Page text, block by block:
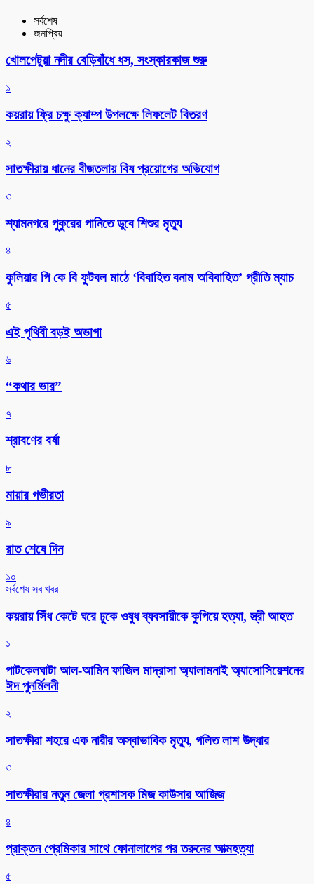
সর্বশেষ
জনপ্রিয়
খোলপেটুয়া নদীর বেড়িবাঁধে ধস, সংস্কারকাজ শুরু
১
কয়রায় ফ্রি চক্ষু ক্যাম্প উপলক্ষে লিফলেট বিতরণ
২
সাতক্ষীরায় ধানের বীজতলায় বিষ প্রয়োগের অভিযোগ
৩
শ্যামনগরে পুকুরের পানিতে ডুবে শিশুর মৃত্যু
৪
কুলিয়ার পি কে বি ফুটবল মাঠে ‘বিবাহিত বনাম অবিবাহিত’ প্রীতি ম্যাচ
৫
এই পৃথিবী বড়ই অভাগা
৬
“কথার ভার”
৭
শ্রাবণের বর্ষা
৮
মায়ার গভীরতা
৯
রাত শেষে দিন
১০
সর্বশেষ সব খবর
কয়রায় সিঁধ কেটে ঘরে ঢুকে ওষুধ ব্যবসায়ীকে কুপিয়ে হত্যা, স্ত্রী আহত
১
পাটকেলঘাটা আল-আমিন ফাজিল মাদ্রাসা অ্যালামনাই অ্যাসোসিয়েশনের
ঈদ পুনর্মিলনী
২
সাতক্ষীরা শহরে এক নারীর অস্বাভাবিক মৃত্যু, গলিত লাশ উদ্ধার
৩
সাতক্ষীরার নতুন জেলা প্রশাসক মিজ কাউসার আজিজ
৪
প্রাক্তন প্রেমিকার সাথে ফোনালাপের পর তরুনের আত্মহত্যা
৫